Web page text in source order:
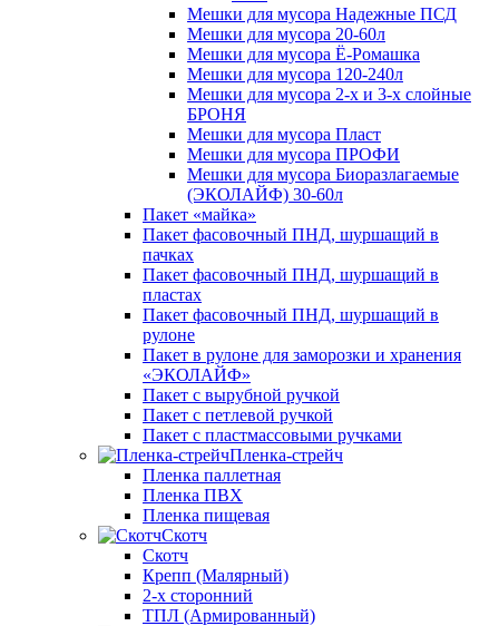
Мешки для мусора Надежные ПСД
Мешки для мусора 20-60л
Мешки для мусора Ё-Ромашка
Мешки для мусора 120-240л
Мешки для мусора 2-х и 3-х слойные
БРОНЯ
Мешки для мусора Пласт
Мешки для мусора ПРОФИ
Мешки для мусора Биоразлагаемые
(ЭКОЛАЙФ) 30-60л
Пакет «майка»
Пакет фасовочный ПНД, шуршащий в
пачках
Пакет фасовочный ПНД, шуршащий в
пластах
Пакет фасовочный ПНД, шуршащий в
рулоне
Пакет в рулоне для заморозки и хранения
«ЭКОЛАЙФ»
Пакет с вырубной ручкой
Пакет с петлевой ручкой
Пакет с пластмассовыми ручками
Пленка-стрейч
Пленка паллетная
Пленка ПВХ
Пленка пищевая
Скотч
Скотч
Крепп (Малярный)
2-х сторонний
ТПЛ (Армированный)